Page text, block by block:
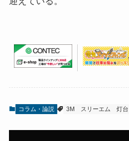
コラム・論説 3M スリーエム 灯台